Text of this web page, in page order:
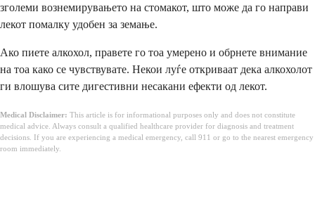
зголеми вознемирувањето на стомакот, што може да го направи
лекот помалку удобен за земање.
Ако пиете алкохол, правете го тоа умерено и обрнете внимание
на тоа како се чувствувате. Некои луѓе откриваат дека алкохолот
ги влошува сите дигестивни несакани ефекти од лекот.
Medical Disclaimer: This article is for informational purposes only and does not constitute
medical advice. Always consult a qualified healthcare provider for diagnosis and treatment
decisions. If you are experiencing a medical emergency, call 911 or go to the nearest emergency
room immediately.